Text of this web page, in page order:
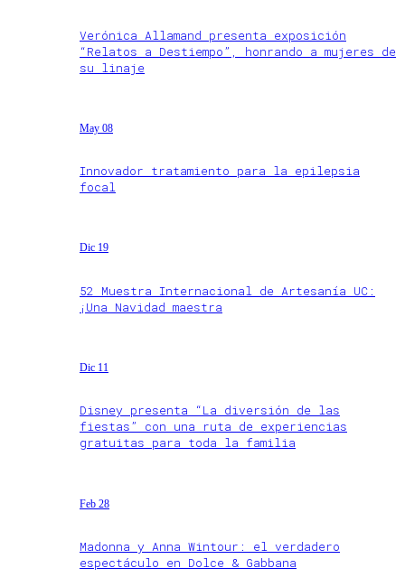
Verónica Allamand presenta exposición
“Relatos a Destiempo”, honrando a mujeres de
su linaje
May 08
Innovador tratamiento para la epilepsia
focal
Dic 19
52 Muestra Internacional de Artesanía UC:
¡Una Navidad maestra
Dic 11
Disney presenta “La diversión de las
fiestas” con una ruta de experiencias
gratuitas para toda la familia
Feb 28
Madonna y Anna Wintour: el verdadero
espectáculo en Dolce & Gabbana